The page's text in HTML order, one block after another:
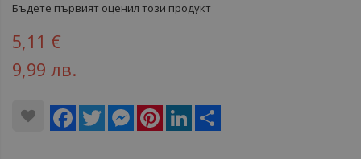
Бъдете първият оценил този продукт
5,11 €
9,99 лв.
Facebook
Twitter MessengerPinterestLinkedIn